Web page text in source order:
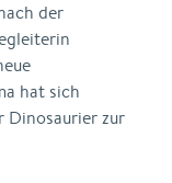
der
hat sich
Dinosaurier zur